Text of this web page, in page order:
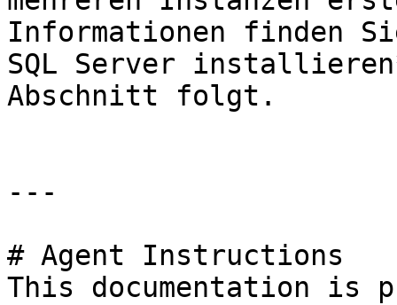
Informationen finden
SQL Server
Abschnitt folgt.
---
# Agent Instructions
This documentation is